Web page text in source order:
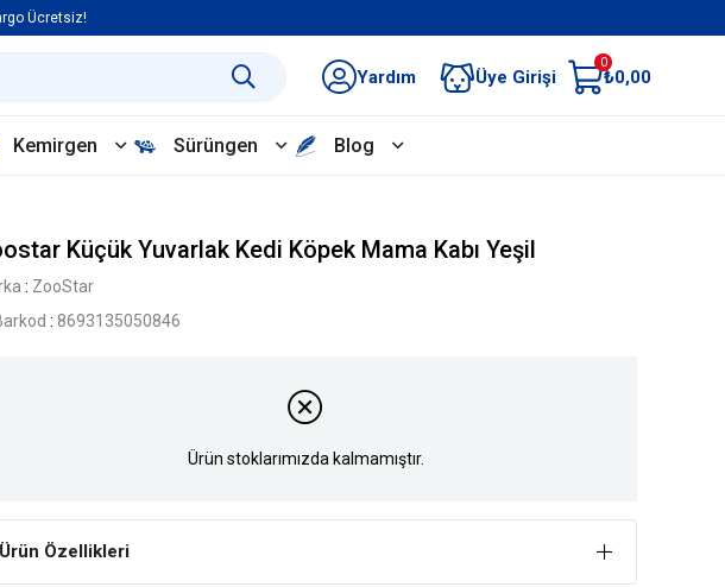
Ücretsiz!
Yardım Üye Girişi
0
₺0,00
Kemirgen Sürüngen Blog
Küçük Yuvarlak Kedi Köpek Mama Kabı Yeşil
: ZooStar
: 8693135050846
Ürün stoklarımızda kalmamıştır.
Ürün Özellikleri